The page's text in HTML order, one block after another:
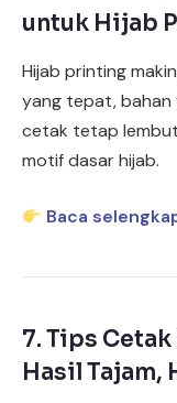
untuk Hijab
Hijab printing
yang tepat, bahan
cetak tetap
motif dasar hijab.
Baca
7.Tips Cetak
Hasil Tajam,